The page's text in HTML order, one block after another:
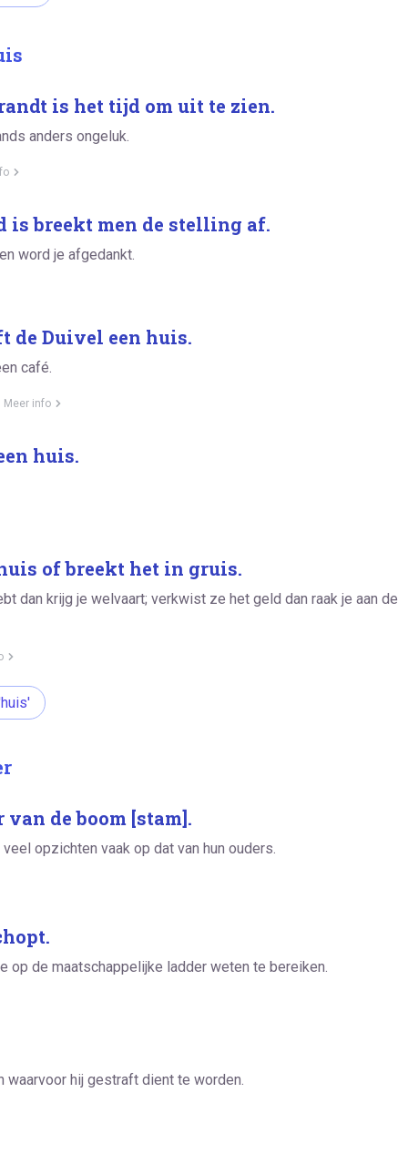
is het tijd om uit te zien.
anders ongeluk.
is breekt men de stelling af.
word je afgedankt.
de Duivel een huis.
café.
Meer info
huis.
of breekt het in gruis.
dan krijg je welvaart; verkwist ze het geld dan raak je aan de
de boom [stam].
opzichten vaak op dat van hun ouders.
op de maatschappelijke ladder weten te bereiken.
waarvoor hij gestraft dient te worden.